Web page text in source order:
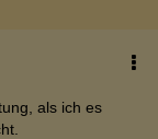
als ich es